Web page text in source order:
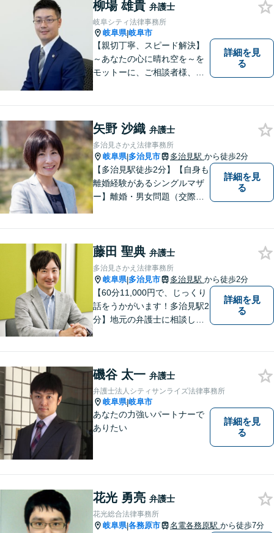
決への第一歩です。小さな問
題から大きな問題まで、お気
軽にご相談ください。
柳場 雄貴 弁護士
岐阜シティ法律事務所
岐阜県|岐阜市
【親切丁寧、スピード解決】
～あなたの心に晴れ空を～を
モットーに、ご相談者様、依
お気軽にご相談下さい。
詳細を見
る
矢野 沙織 弁護士
多治見さかえ法律事務所
岐阜県|多治見市 多治見駅 から徒歩2分
【多治見駅徒歩2分】【自身も
離婚経験があるシングルマザ
ー】離婚・男女問題（交際ト
ご提案いたします。【夫婦カ
ウンセラーの資格あり】
詳細を見
る
藤田 聖典 弁護士
多治見さかえ法律事務所
岐阜県|多治見市 多治見駅 から徒歩2分
【60分11,000円で、じっくり
話をうかがいます！多治見駅2
分】地元の弁護士に相談した
まで。相談料は、平日営業時
間内は60分11,000円。じっく
り話をうかがいます。
詳細を見
る
磯谷 太一 弁護士
弁護士法人シティサンライズ法律事務所
岐阜県|岐阜市
あなたの力強いパートナーで
ありたい
詳細を見
る
花光 勇亮 弁護士
花光総合法律事務所
岐阜県|各務原市 名電各務原駅 から徒歩7分